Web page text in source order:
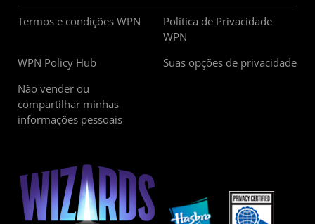
Termos e condições WPN
Política de Privacidade
WPN
WPN Policy Hub
Suas opções de privacidade
Não vender ou
compartilhar minhas
informações pessoais